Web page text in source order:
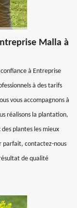
Malla à
à Entreprise
à des tarifs
vous accompagnons à
réalisons la plantation,
plantes les mieux
parfait, contactez-nous
de qualité